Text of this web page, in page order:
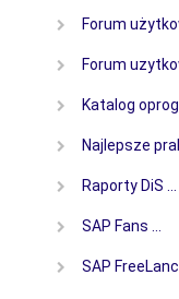
Forum
Forum
Katalog
Najlepsze
Raporty DiS …
SAP Fans …
SAP